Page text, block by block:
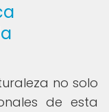
no solo
de esta